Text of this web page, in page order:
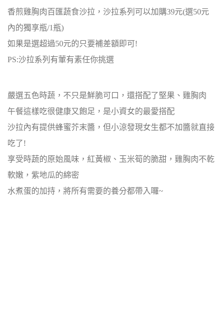
香煎雞胸肉百匯蔬食沙拉，沙拉系列可以加購39元(選50元
內的獨享瓶/1瓶)
如果是選超過50元的只要補差額即可!
PS:沙拉系列有葷有素任你挑選
嚴選五色時蔬，不只是鮮脆可口，還搭配了堅果、雞胸肉
午餐這樣吃很健康又飽足，是小資女的最愛搭配
沙拉內有提供蜂蜜芥末醬，但小涼發現女生都不加醬就直接
吃了!
享受時蔬的原始風味，紅黃椒、玉米筍的脆甜，雞胸肉不乾
軟嫩，紫地瓜的綿密
水煮蛋的加持，將所有需要的養分都帶入囉~